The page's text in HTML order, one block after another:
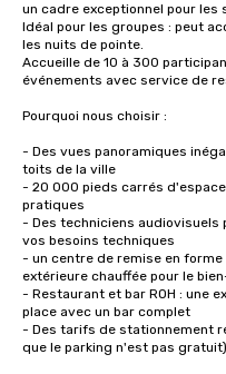
un cadre exceptionnel pour les
Idéal pour les groupes : peut
les nuits de pointe.
Accueille de 10 à 300
événements avec service de
Pourquoi nous choisir :
- Des vues panoramiques
toits de la ville
- 20 000 pieds carrés
pratiques
- Des techniciens audiovisuels
vos besoins techniques
- un centre de remise en
extérieure chauffée pour le
- Restaurant et bar ROH : une
place avec un bar complet
- Des tarifs de stationnement
que le parking n'est pas gratuit)